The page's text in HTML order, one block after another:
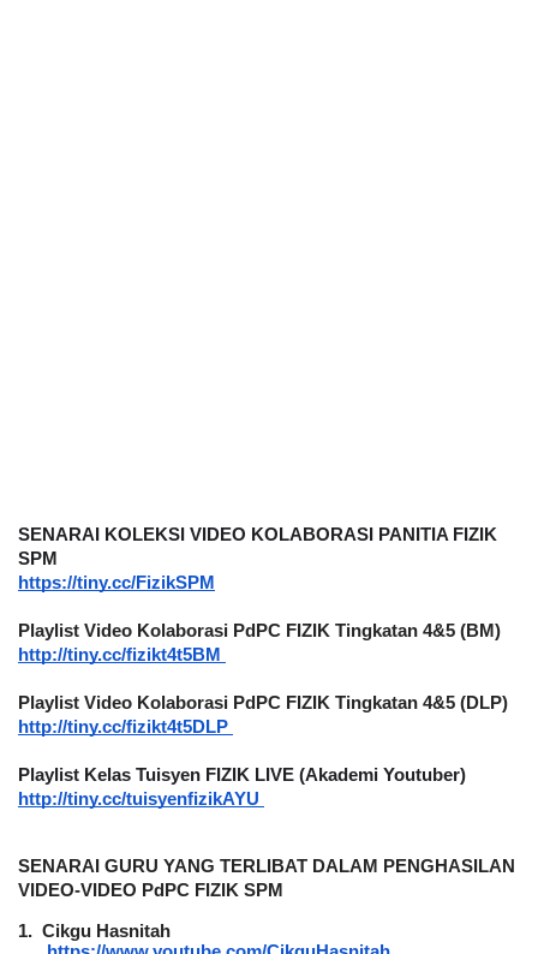
SENARAI KOLEKSI VIDEO KOLABORASI PANITIA FIZIK
SPM
https://tiny.cc/FizikSPM
Playlist Video Kolaborasi PdPC FIZIK Tingkatan 4&5 (BM)
http://tiny.cc/fizikt4t5BM
Playlist Video Kolaborasi PdPC FIZIK Tingkatan 4&5 (DLP)
http://tiny.cc/fizikt4t5DLP
Playlist Kelas Tuisyen FIZIK LIVE (Akademi Youtuber)
http://tiny.cc/tuisyenfizikAYU
SENARAI GURU YANG TERLIBAT DALAM PENGHASILAN
VIDEO-VIDEO PdPC FIZIK SPM
1. Cikgu Hasnitah